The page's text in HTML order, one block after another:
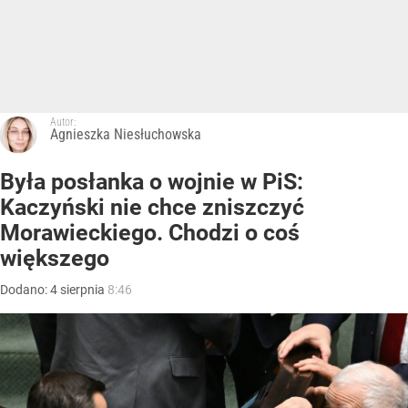
Autor:
Agnieszka Niesłuchowska
Była posłanka o wojnie w PiS:
Kaczyński nie chce zniszczyć
Morawieckiego. Chodzi o coś
większego
Dodano:4 sierpnia 8:46